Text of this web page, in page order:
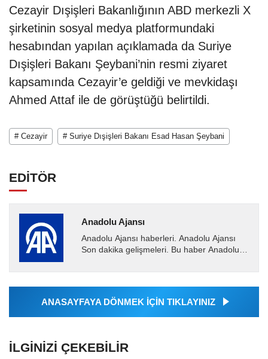
Cezayir Dışişleri Bakanlığının ABD merkezli X
şirketinin sosyal medya platformundaki
hesabından yapılan açıklamada da Suriye
Dışişleri Bakanı Şeybani’nin resmi ziyaret
kapsamında Cezayir’e geldiği ve mevkidaşı
Ahmed Attaf ile de görüştüğü belirtildi.
# Cezayir # Suriye Dışişleri Bakanı Esad Hasan Şeybani
EDİTÖR
Anadolu Ajansı
Anadolu Ajansı haberleri. Anadolu Ajansı
Son dakika gelişmeleri. Bu haber Anadolu
Ajansı tarafından...
ANASAYFAYA DÖNMEK İÇİN TIKLAYINIZ
İLGINIZI ÇEKEBILIR